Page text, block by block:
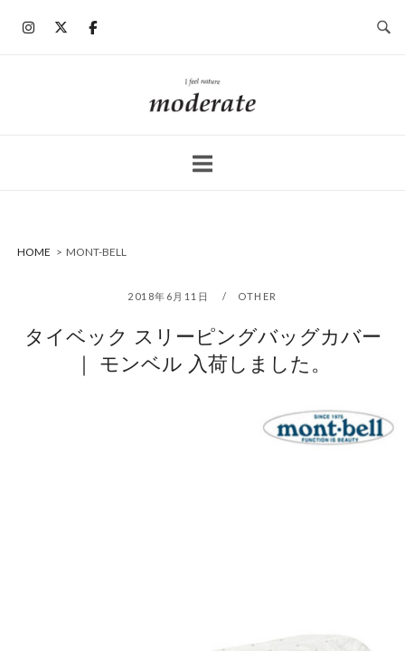
ホ
ー
HOME > MONT-BELL
2018年6月11日 OTHER
タイベック スリーピングバッグカバー
｜ モンベル 入荷しました。